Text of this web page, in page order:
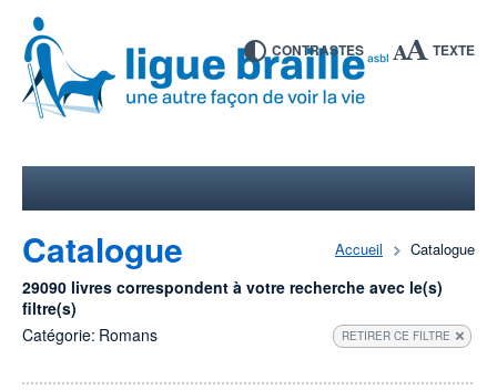
CONTRASTES TEXTE
Accueil Catalogue
Catalogue
29090 livres correspondent à votre recherche avec le(s)
filtre(s)
Catégorie: Romans RETIRER CE FILTRE